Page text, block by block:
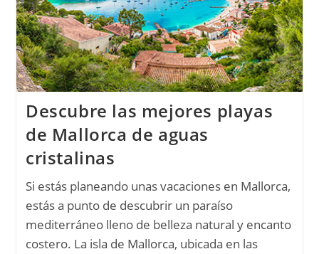
Descubre las mejores playas
de Mallorca de aguas
cristalinas
Si estás planeando unas vacaciones en Mallorca,
estás a punto de descubrir un paraíso
mediterráneo lleno de belleza natural y encanto
costero. La isla de Mallorca, ubicada en las